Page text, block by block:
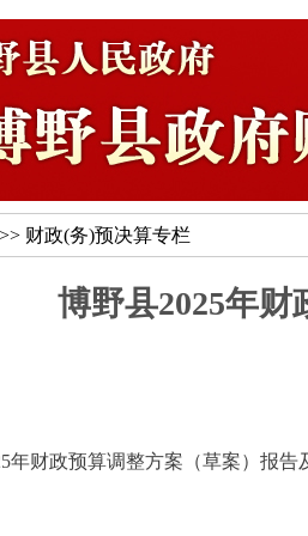
>> 财政(务)预决算专栏
博野县2025年
年财政预算调整方案（草案）报告